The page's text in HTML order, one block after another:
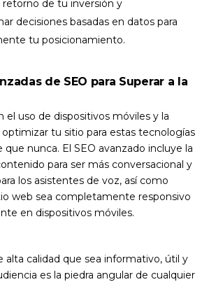
retorno de tu inversión y
decisiones basadas en datos para
tu posicionamiento.
de SEO para Superar a la
el uso de dispositivos móviles y la
tu sitio para estas tecnologías
nunca. El SEO avanzado incluye la
para ser más conversacional y
los asistentes de voz, así como
web sea completamente responsivo
en dispositivos móviles.
alta calidad que sea informativo, útil y
es la piedra angular de cualquier